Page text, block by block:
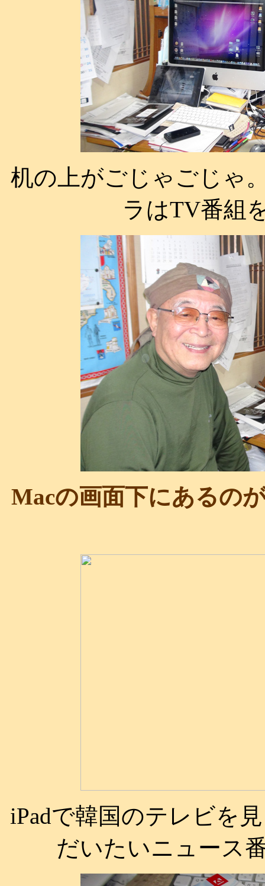
机の上がごじゃごじゃ
ラはTV番組
Macの画面下にあるの
iPadで韓国のテレビを
だいたいニュース